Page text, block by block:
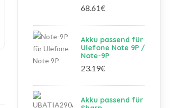
68.61€
Akku passend für
Ulefone Note 9P /
Note-9P
23.19€
Akku passend für